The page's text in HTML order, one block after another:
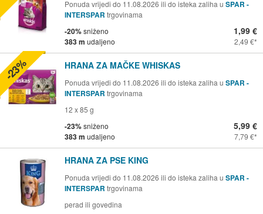
Ponuda vrijedi do 11.08.2026 ili do isteka zaliha u SPAR -
INTERSPAR trgovinama
-20%sniženo
383 m udaljeno
1,99 €
2,49 €
HRANA ZA MAČKE WHISKAS
Ponuda vrijedi do 11.08.2026 ili do isteka zaliha u SPAR -
INTERSPAR trgovinama
12 x 85 g
-23%sniženo
383 m udaljeno
5,99 €
7,79 €
-23%
HRANA ZA PSE KING
Ponuda vrijedi do 11.08.2026 ili do isteka zaliha u SPAR -
INTERSPAR trgovinama
perad ili govedina